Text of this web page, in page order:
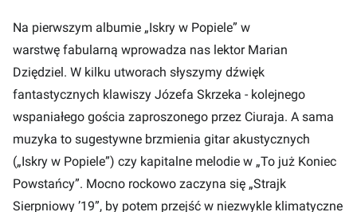
Na pierwszym albumie „Iskry w Popiele” w
warstwę fabularną wprowadza nas lektor Marian
Dziędziel. W kilku utworach słyszymy dźwięk
fantastycznych klawiszy Józefa Skrzeka - kolejnego
wspaniałego gościa zaproszonego przez Ciuraja. A sama
muzyka to sugestywne brzmienia gitar akustycznych
(„Iskry w Popiele”) czy kapitalne melodie w „To już Koniec
Powstańcy”. Mocno rockowo zaczyna się „Strajk
Sierpniowy ’19”, by potem przejść w niezwykle klimatyczne